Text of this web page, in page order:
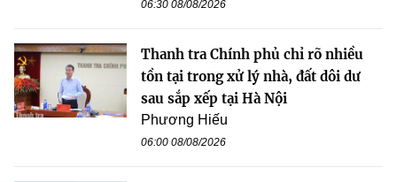
06:30 08/08/2026
Thanh tra Chính phủ chỉ rõ nhiều
tồn tại trong xử lý nhà, đất dôi dư
sau sắp xếp tại Hà Nội
Phương Hiếu
06:00 08/08/2026